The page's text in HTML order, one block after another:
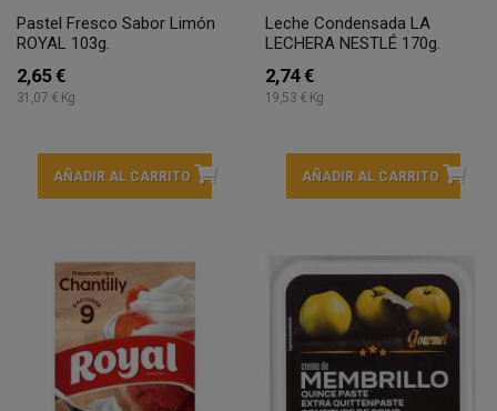
Pastel Fresco Sabor Limón
ROYAL 103g.
2,65 €
31,07 € Kg
AÑADIR AL CARRITO
Leche Condensada LA
LECHERA NESTLÉ 170g.
2,74 €
19,53 € Kg
AÑADIR AL CARRITO